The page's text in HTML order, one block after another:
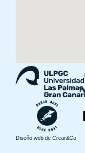
Diseño web de Crear&Co